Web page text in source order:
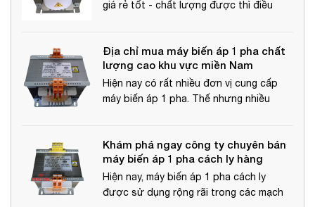
giá rẻ tốt - chất lượng được thì điều
phẩm máy biến áp 1 pha.
Địa chỉ mua máy biến áp 1 pha chất
lượng cao khu vực miền Nam
Hiện nay có rất nhiều đơn vị cung cấp
máy biến áp 1 pha. Thế nhưng nhiều
lượng.
Khám phá ngay công ty chuyên bán
máy biến áp 1 pha cách ly hàng
chính hãng
Hiện nay, máy biến áp 1 pha cách ly
được sử dụng rộng rãi trong các mạch